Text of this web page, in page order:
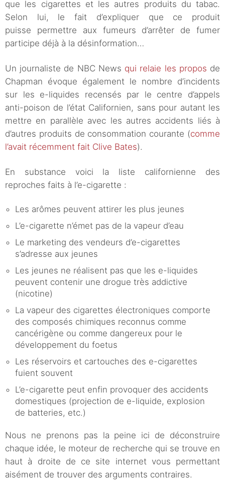
que les cigarettes et les autres produits du tabac.
Selon lui, le fait d’expliquer que ce produit
puisse permettre aux fumeurs d’arrêter de fumer
participe déjà à la désinformation…
Un journaliste de NBC News qui relaie les propos de
Chapman évoque également le nombre d’incidents
sur les e-liquides recensés par le centre d’appels
anti-poison de l’état Californien, sans pour autant les
mettre en parallèle avec les autres accidents liés à
d’autres produits de consommation courante (comme
l’avait récemment fait Clive Bates).
En substance voici la liste californienne des
reproches faits à l’e-cigarette :
Les arômes peuvent attirer les plus jeunes
L’e-cigarette n’émet pas de la vapeur d’eau
Le marketing des vendeurs d’e-cigarettes
s’adresse aux jeunes
Les jeunes ne réalisent pas que les e-liquides
peuvent contenir une drogue très addictive
(nicotine)
La vapeur des cigarettes électroniques comporte
des composés chimiques reconnus comme
cancérigène ou comme dangereux pour le
développement du foetus
Les réservoirs et cartouches des e-cigarettes
fuient souvent
L’e-cigarette peut enfin provoquer des accidents
domestiques (projection de e-liquide, explosion
de batteries, etc.)
Nous ne prenons pas la peine ici de déconstruire
chaque idée, le moteur de recherche qui se trouve en
haut à droite de ce site internet vous permettant
aisément de trouver des arguments contraires.